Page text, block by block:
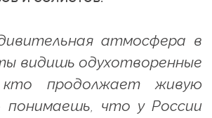
атмосфера в
видишь одухотворенные
продолжает живую
что у России